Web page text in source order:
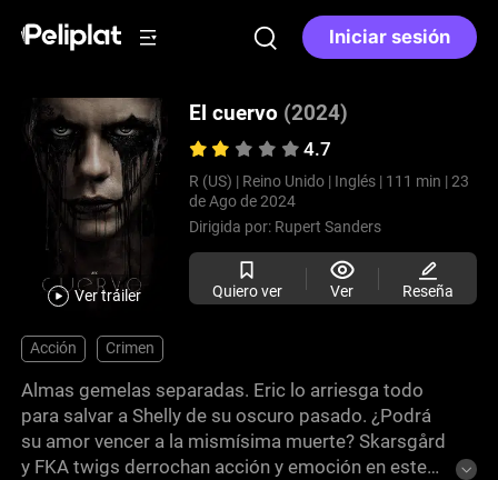
Iniciar sesión
Ver tráiler
El cuervo (2024)
4.7
R (US) | Reino Unido | Inglés | 111 min | 23
de Ago de 2024
Dirigida por: Rupert Sanders
Quiero ver Ver Reseña
Acción Crimen
Almas gemelas separadas. Eric lo arriesga todo
para salvar a Shelly de su oscuro pasado. ¿Podrá
su amor vencer a la mismísima muerte? Skarsgård
y FKA twigs derrochan acción y emoción en este